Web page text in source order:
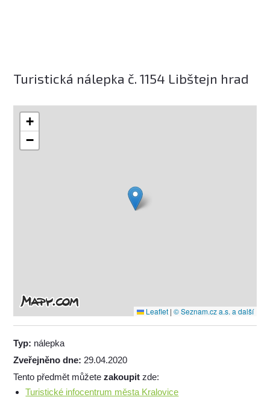
Turistická nálepka č. 1154 Libštejn hrad
+
−
Leaflet | © Seznam.cz a.s. a další
Typ: nálepka
Zveřejněno dne: 29.04.2020
Tento předmět můžetezakoupit zde:
Turistické infocentrum města Kralovice